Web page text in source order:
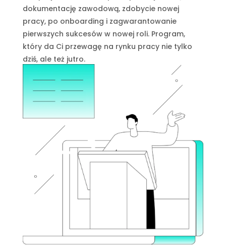
dokumentację zawodową, zdobycie nowej
pracy, po onboarding i zagwarantowanie
pierwszych sukcesów w nowej roli. Program,
który da Ci przewagę na rynku pracy nie tylko
dziś, ale też jutro.